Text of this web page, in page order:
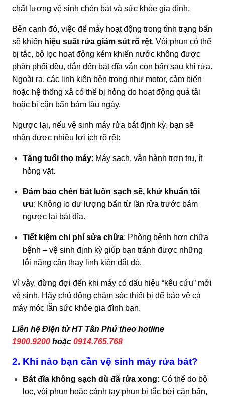
chất lượng vệ sinh chén bát và sức khỏe gia đình.
Bên cạnh đó, việc để máy hoạt động trong tình trạng bẩn
sẽ khiến hiệu suất rửa giảm sút rõ rệt. Vòi phun có thể
bị tắc, bộ lọc hoạt động kém khiến nước không được
phân phối đều, dẫn đến bát đĩa vẫn còn bẩn sau khi rửa.
Ngoài ra, các linh kiện bên trong như motor, cảm biến
hoặc hệ thống xả có thể bị hỏng do hoạt động quá tải
hoặc bị cặn bẩn bám lâu ngày.
Ngược lại, nếu vệ sinh máy rửa bát định kỳ, bạn sẽ
nhận được nhiều lợi ích rõ rệt:
Tăng tuổi thọ máy: Máy sạch, vận hành trơn tru, ít
hỏng vặt.
Đảm bảo chén bát luôn sạch sẽ, khử khuẩn tối
ưu: Không lo dư lượng bẩn từ lần rửa trước bám
ngược lại bát đĩa.
Tiết kiệm chi phí sửa chữa: Phòng bệnh hơn chữa
bệnh – vệ sinh định kỳ giúp bạn tránh được những
lỗi nặng cần thay linh kiện đắt đỏ.
Vì vậy, đừng đợi đến khi máy có dấu hiệu “kêu cứu” mới
vệ sinh. Hãy chủ động chăm sóc thiết bị để bảo vệ cả
máy móc lẫn sức khỏe gia đình bạn.
Liên hệ Điện tử HT Tân Phú theo hotline
1900.9200 hoặc 0914.765.768
2. Khi nào bạn cần vệ sinh máy rửa bát?
Bát đĩa không sạch dù đã rửa xong: Có thể do bộ
lọc, vòi phun hoặc cánh tay phun bị tắc bởi cặn bẩn,